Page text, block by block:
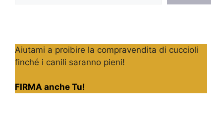
Aiutami a proibire la compravendita di cuccioli
finché i canili saranno pieni!
FIRMA anche Tu!